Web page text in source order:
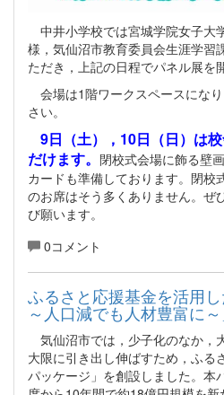
中井小学校では宮城学院女子
様，気仙沼市教育委員会生涯学習
ただき，上記の日程でパネル展を
会場は1階ワークスペースにな
さい。
9日（土），10日（日）は
だけます。 閉校式会場に飾る壁
カードも準備しております。閉校
のお席はそう多くありません。ぜ
び願います。
0コメント
ふるさと応援基金を活用
～人口減でも人材豊富に
気仙沼市では，少子化のなか，
大限に引き出し伸ばすため，ふる
パッケージ」を創設しました。本